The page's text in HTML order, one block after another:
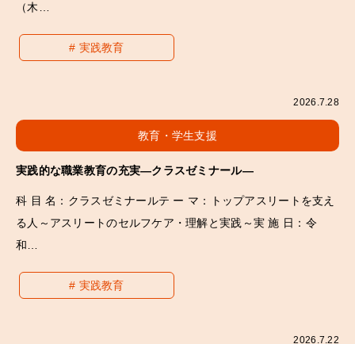
（木…
実践教育
2026.7.28
教育・学生支援
実践的な職業教育の充実―クラスゼミナール―
科 目 名：クラスゼミナールテ ー マ：トップアスリートを支え
る人～アスリートのセルフケア・理解と実践～実 施 日：令
和…
実践教育
2026.7.22